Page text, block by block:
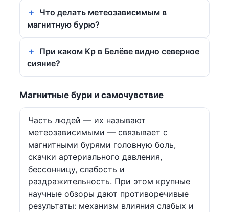
Что делать метеозависимым в
магнитную бурю?
При каком Kp в Белёве видно северное
сияние?
Магнитные бури и самочувствие
Часть людей — их называют
метеозависимыми — связывает с
магнитными бурями головную боль,
скачки артериального давления,
бессонницу, слабость и
раздражительность. При этом крупные
научные обзоры дают противоречивые
результаты: механизм влияния слабых и